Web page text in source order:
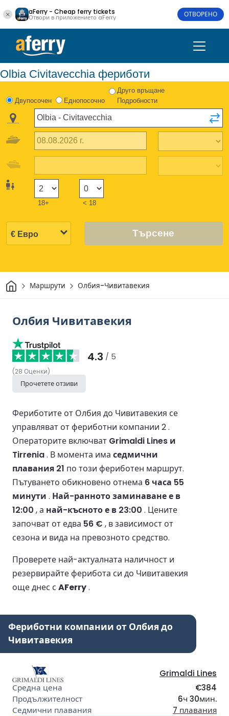
aFerry - Cheap ferry tickets
Отвори в приложението aFerry ОТВОРЕНО
Olbia Civitavecchia фериботи
Двупосочен Еднопосочно
Друго връщане
Подробности
18+ < 18
Търсене
Начало
Маршрути Олбия-Чивитавекия
Олбия Чивитавекия
4.3 / 5
(28 Оценки)
Прочетете отзиви
Фериботите от Олбия до Чивитавекия се
управляват от фериботни компании 2 .
Операторите включват Grimaldi Lines и
Tirrenia. В момента има седмични
плавания 21 по този фериботен маршрут.
Пътуването обикновено отнема 6 часа 55
минути . Най-ранното заминаване е в
12:00 , а най-късното е в 23:00 . Цените
започват от едва 56 € , в зависимост от
сезона и вида на превозното средство.
Проверете най-актуалната наличност и
резервирайте ферибота си до Чивитавекия
още днес с AFerry.
Фериботни компании от Олбия до
Чивитавекия
Grimaldi Lines
€384
6ч 30мин.
7 плавания